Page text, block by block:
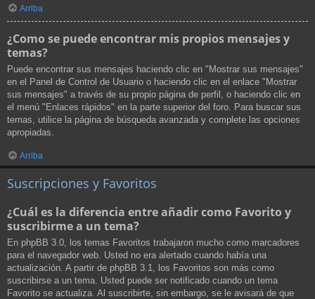
Arriba
¿Como se puede encontrar mis propios mensajes y
temas?
Puede encontrar sus mensajes haciendo clic en "Mostrar sus mensajes"
en el Panel de Control de Usuario o haciendo clic en el enlace "Mostrar
sus mensajes" a través de su propio página de perfil, o haciendo clic en
el menú "Enlaces rápidos" en la parte superior del foro. Para buscar sus
temas, utilice la página de búsqueda avanzada y complete las opciones
apropiadas.
Arriba
Suscripciones y Favoritos
¿Cuál es la diferencia entre añadir como Favorito y
suscribirme a un tema?
En phpBB 3.0, los temas Favoritos trabajaron mucho como marcadores
para el navegador web. Usted no era alertado cuando había una
actualización. A partir de phpBB 3.1, los Favoritos son más como
suscribirse a un tema. Usted puede ser notificado cuando un tema
Favorito se actualiza. Al suscribirte, sin embargo, se le avisará de que